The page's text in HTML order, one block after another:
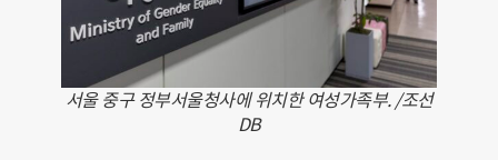
서울 중구 정부서울청사에 위치한 여성가족부. /조선
DB